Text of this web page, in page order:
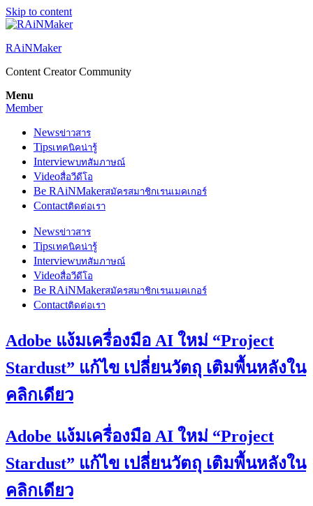
Skip to content
RAiNMaker
Content Creator Community
Menu
Member
Newsข่าวสาร
Tipsเทคนิคน่ารู้
Interviewบทสัมภาษณ์
Videoสื่อวีดีโอ
Be RAiNMakerสมัครสมาชิกเรนเมคเกอร์
Contactติดต่อเรา
Newsข่าวสาร
Tipsเทคนิคน่ารู้
Interviewบทสัมภาษณ์
Videoสื่อวีดีโอ
Be RAiNMakerสมัครสมาชิกเรนเมคเกอร์
Contactติดต่อเรา
Adobe แง้มเครื่องมือ AI ใหม่ “Project
Stardust” แก้ไข เปลี่ยนวัตถุ เติมพื้นหลังใน
คลิกเดียว
Adobe แง้มเครื่องมือ AI ใหม่ “Project
Stardust” แก้ไข เปลี่ยนวัตถุ เติมพื้นหลังใน
คลิกเดียว